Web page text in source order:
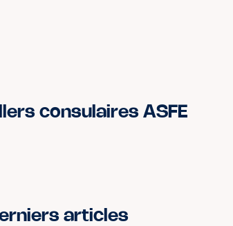
consulaires ASFE
articles